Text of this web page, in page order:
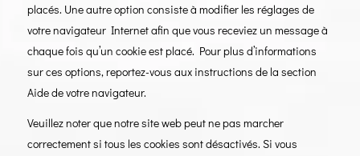
placés. Une autre option consiste à modifier les réglages de
votre navigateur Internet afin que vous receviez un message à
chaque fois qu’un cookie est placé. Pour plus d’informations
sur ces options, reportez-vous aux instructions de la section
Aide de votre navigateur.
Veuillez noter que notre site web peut ne pas marcher
correctement si tous les cookies sont désactivés. Si vous